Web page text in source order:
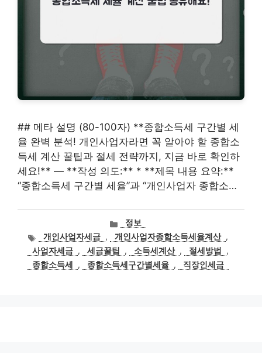
## 메타 설명 (80-100자) **종합소득세 구간별 세
율 완벽 분석! 개인사업자라면 꼭 알아야 할 종합소
득세 계산 꿀팁과 절세 전략까지, 지금 바로 확인하
세요!** — **작성 의도:** * **제목 내용 요약:**
“종합소득세 구간별 세율”과 “개인사업자 종합소…
카
테
고
리
정보
태
그
개인사업자세금 , 개인사업자종합소득세율계산 ,
사업자세금 , 세금꿀팁 , 소득세계산 , 절세방법
,
종합소득세
, 종합소득세구간별세율 , 직장인세금